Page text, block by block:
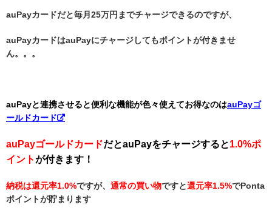
auPayカードだと毎月25万円までチャージできるのですが、
auPayカードはauPayにチャージしてもポイントが付きませ
ん。。。
auPayと連携させると便利な機能が色々使えてお得なのはauPayゴ
ールドカード
auPayゴールドカードだとauPayをチャージすると1.0%ポ
イントが付きます！
納税は還元率1.0%ですが、 通常の買い物ですと還元率1.5%でPonta
ポイントが貯まります